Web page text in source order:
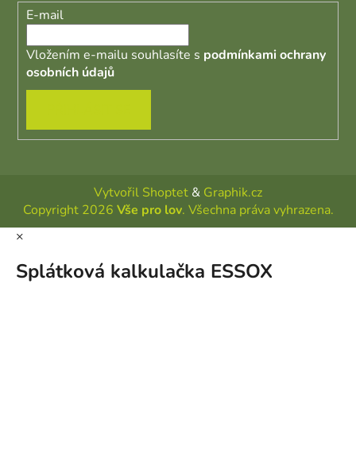
E-mail
Vložením e-mailu souhlasíte s podmínkami ochrany
osobních údajů
Vytvořil Shoptet & Graphik.cz
Copyright 2026 Vše pro lov. Všechna práva vyhrazena.
×
Splátková kalkulačka ESSOX